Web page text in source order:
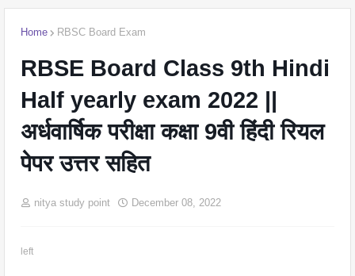
Home RBSC Board Exam
RBSE Board Class 9th Hindi
Half yearly exam 2022 ||
अर्धवार्षिक परीक्षा कक्षा 9वी हिंदी रियल
पेपर उत्तर सहित
nitya study point December 08, 2022
left